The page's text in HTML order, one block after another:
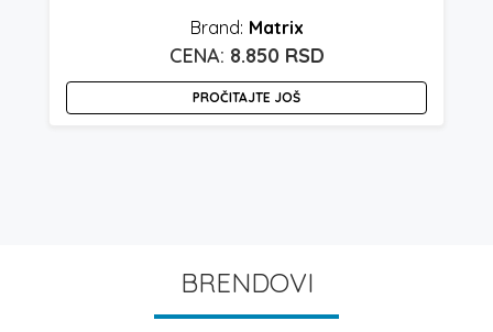
Matrix
8.850 RSD
PROČITAJTE JOŠ
BRENDOVI